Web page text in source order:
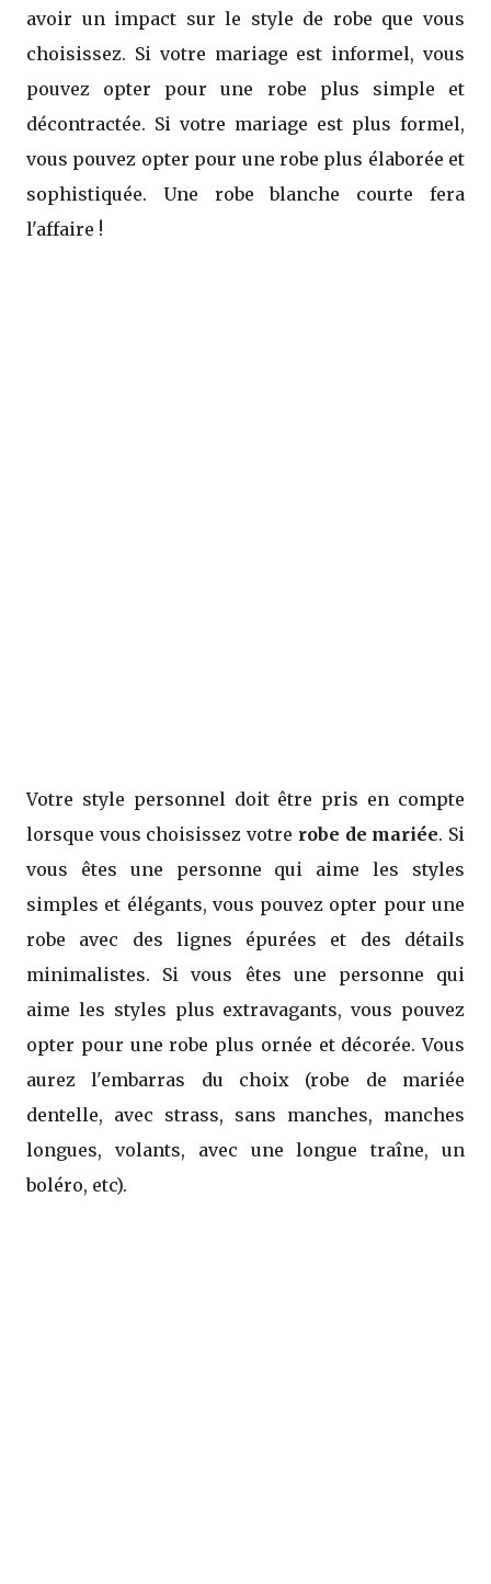
avoir un impact sur le style de robe que vous
choisissez. Si votre mariage est informel, vous
pouvez opter pour une robe plus simple et
décontractée. Si votre mariage est plus formel,
vous pouvez opter pour une robe plus élaborée et
sophistiquée. Une robe blanche courte fera
l'affaire !
Votre style personnel doit être pris en compte
lorsque vous choisissez votre robe de mariée. Si
vous êtes une personne qui aime les styles
simples et élégants, vous pouvez opter pour une
robe avec des lignes épurées et des détails
minimalistes. Si vous êtes une personne qui
aime les styles plus extravagants, vous pouvez
opter pour une robe plus ornée et décorée. Vous
aurez l'embarras du choix (robe de mariée
dentelle, avec strass, sans manches, manches
longues, volants, avec une longue traîne, un
boléro, etc).